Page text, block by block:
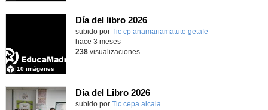
Día del libro 2026
Contenido educativo.
subido por Tic cp anamariamatute getafe
10 imágenes
hace 3 meses
238visualizaciones
Día del Libro 2026
subido por Tic cepa alcala